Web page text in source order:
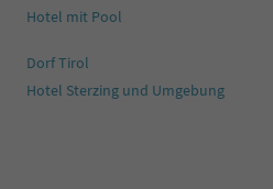
Hotel mit Pool
Dorf Tirol
Hotel Sterzing und Umgebung